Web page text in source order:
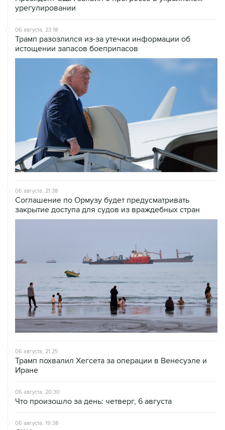
урегулировании
06 августа, 23:18
Трамп разозлился из-за утечки информации об
истощении запасов боеприпасов
06 августа, 21:38
Соглашение по Ормузу будет предусматривать
закрытие доступа для судов из враждебных стран
06 августа, 21:25
Трамп похвалил Хегсета за операции в Венесуэле и
Иране
06 августа, 20:30
Что произошло за день: четверг, 6 августа
06 августа, 19:38